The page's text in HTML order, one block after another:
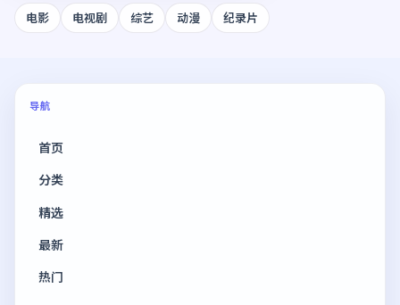
电影 电视剧 综艺 动漫 纪录片
导航
首页
分类
精选
最新
热门